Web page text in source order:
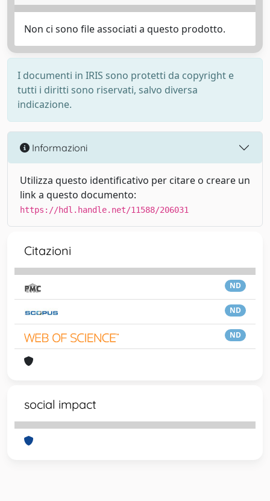
Non ci sono file associati a questo prodotto.
I documenti in IRIS sono protetti da copyright e
tutti i diritti sono riservati, salvo diversa
indicazione.
Informazioni
Utilizza questo identificativo per citare o creare un
link a questo documento:
https://hdl.handle.net/11588/206031
Citazioni
ND
ND
ND
social impact